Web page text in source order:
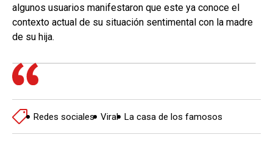
algunos usuarios manifestaron que este ya conoce el
contexto actual de su situación sentimental con la madre
de su hija.
Redes sociales Viral La casa de los famosos